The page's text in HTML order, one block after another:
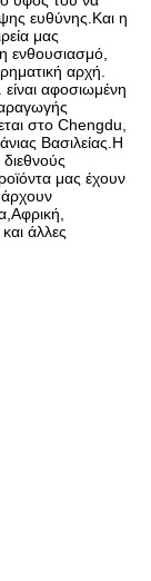
ευθύνης.Και η
μας
ενθουσιασμό,
αρχή.
αφοσιωμένη
στο Chengdu,
Βασιλείας.Η
μας έχουν
άλλες